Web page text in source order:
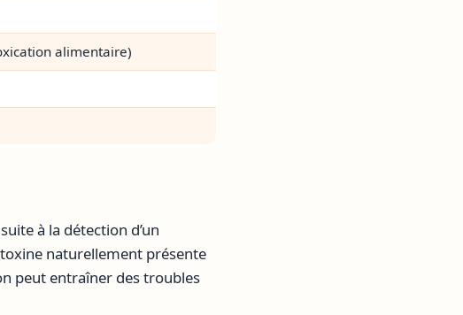
alimentaire)
à la détection d’un
naturellement présente
peut entraîner des troubles